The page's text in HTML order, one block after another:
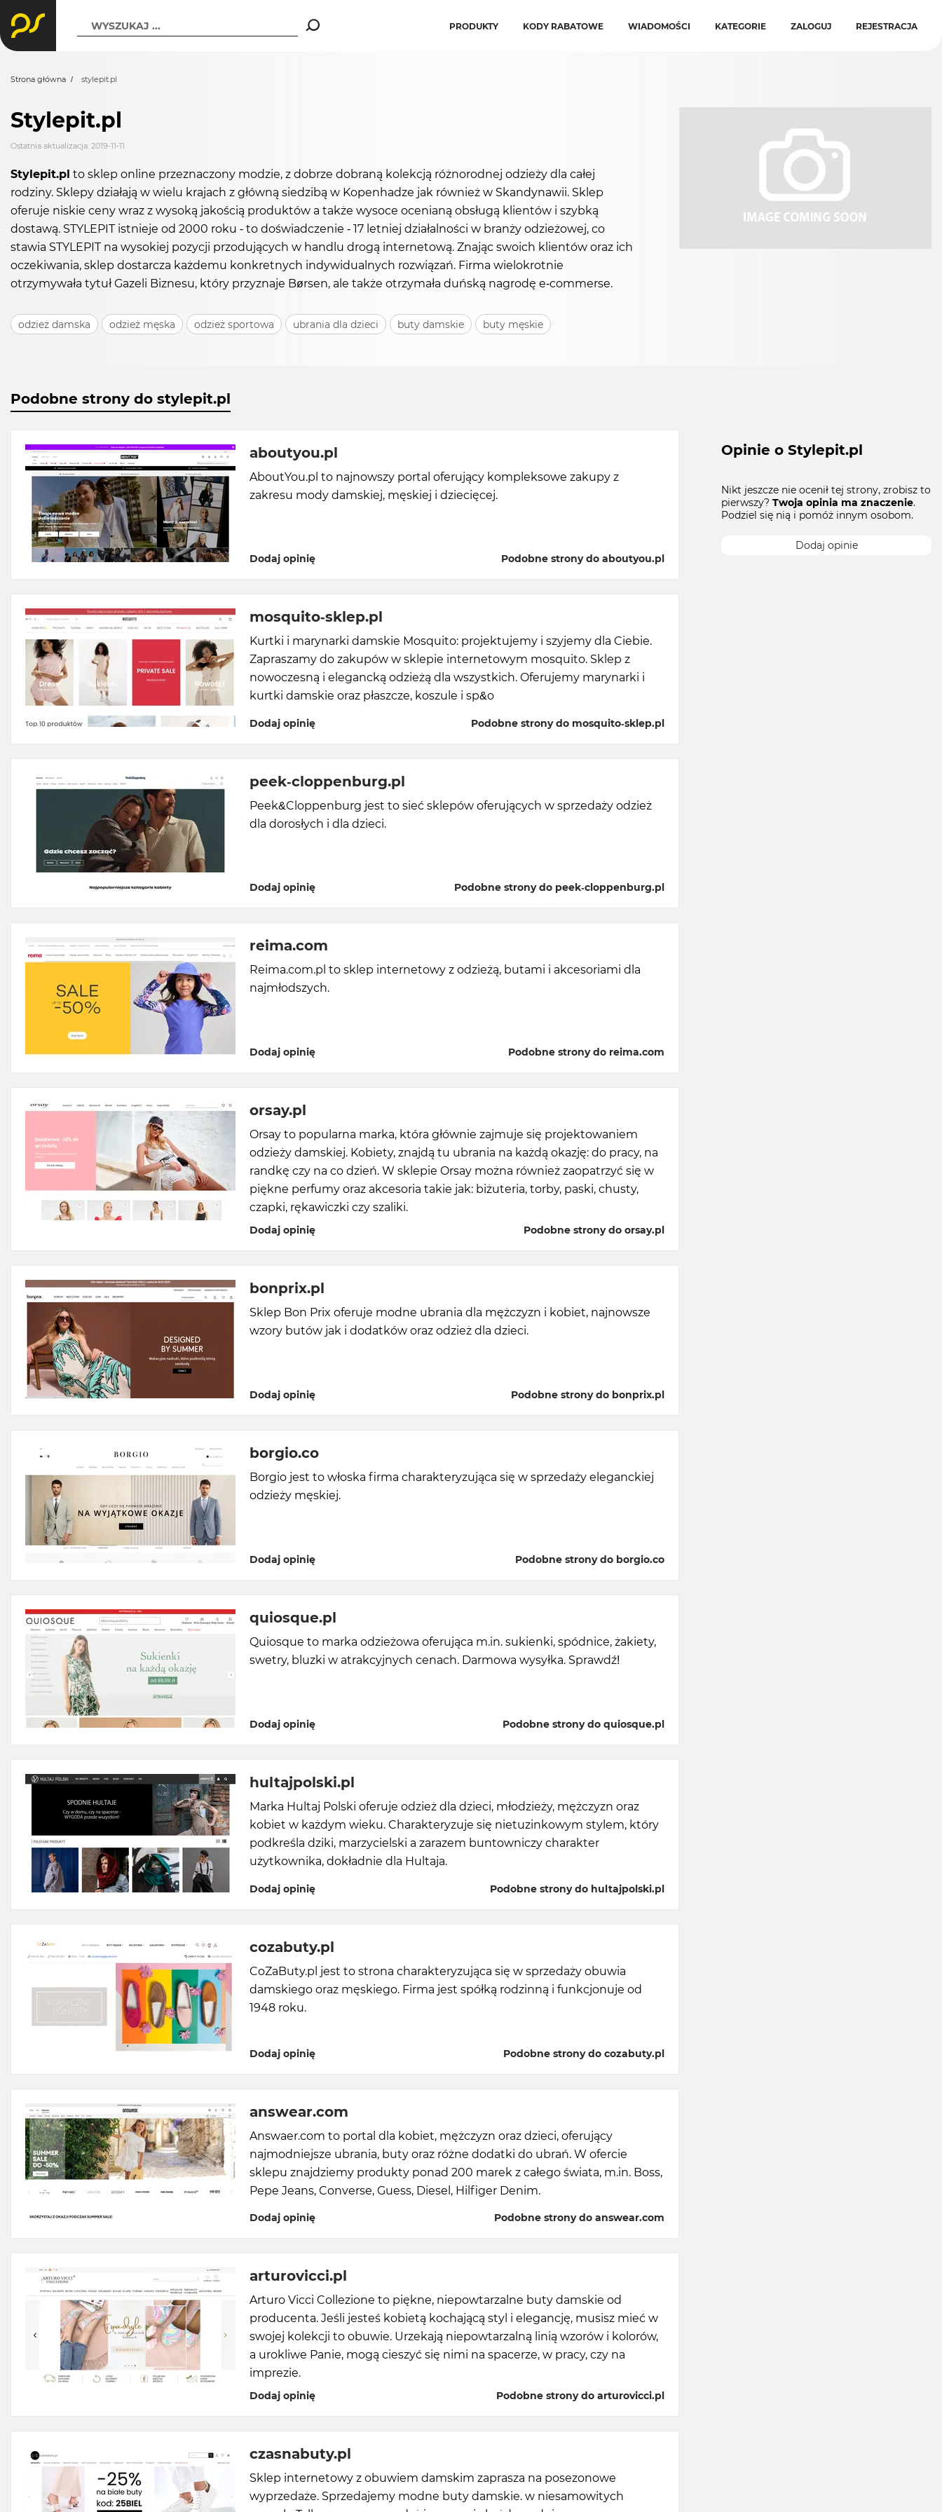
WYSZUKAJ ... PRODUKTY KODY RABATOWE WIADOMOŚCI KATEGORIE ZALOGUJ REJESTRACJA
Strona główna stylepit.pl
Stylepit.pl
Ostatnia aktualizacja: 2019-11-11
Stylepit.pl to sklep online przeznaczony modzie, z dobrze dobraną kolekcją różnorodnej odzieży dla całej
rodziny. Sklepy działają w wielu krajach z główną siedzibą w Kopenhadze jak również w Skandynawii. Sklep
oferuje niskie ceny wraz z wysoką jakością produktów a także wysoce ocenianą obsługą klientów i szybką
dostawą. STYLEPIT istnieje od 2000 roku - to doświadczenie - 17 letniej działalności w branży odzieżowej, co
stawia STYLEPIT na wysokiej pozycji przodujących w handlu drogą internetową. Znając swoich klientów oraz ich
oczekiwania, sklep dostarcza każdemu konkretnych indywidualnych rozwiązań. Firma wielokrotnie
otrzymywała tytuł Gazeli Biznesu, który przyznaje Børsen, ale także otrzymała duńską nagrodę e-commerse.
odzież damska odzież męska odzież sportowa ubrania dla dzieci buty damskie buty męskie
Podobne strony do stylepit.pl
aboutyou.pl
AboutYou.pl to najnowszy portal oferujący kompleksowe zakupy z
zakresu mody damskiej, męskiej i dziecięcej.
Dodaj opinię Podobne strony do aboutyou.pl
mosquito-sklep.pl
Kurtki i marynarki damskie Mosquito: projektujemy i szyjemy dla Ciebie.
Zapraszamy do zakupów w sklepie internetowym mosquito. Sklep z
nowoczesną i elegancką odzieżą dla wszystkich. Oferujemy marynarki i
kurtki damskie oraz płaszcze, koszule i sp&o
Dodaj opinię Podobne strony do mosquito-sklep.pl
peek-cloppenburg.pl
Peek&Cloppenburg jest to sieć sklepów oferujących w sprzedaży odzież
dla dorosłych i dla dzieci.
Dodaj opinię Podobne strony do peek-cloppenburg.pl
reima.com
Reima.com.pl to sklep internetowy z odzieżą, butami i akcesoriami dla
najmłodszych.
Dodaj opinię Podobne strony do reima.com
orsay.pl
Orsay to popularna marka, która głównie zajmuje się projektowaniem
odzieży damskiej. Kobiety, znajdą tu ubrania na każdą okazję: do pracy, na
randkę czy na co dzień. W sklepie Orsay można również zaopatrzyć się w
piękne perfumy oraz akcesoria takie jak: biżuteria, torby, paski, chusty,
czapki, rękawiczki czy szaliki.
Dodaj opinię Podobne strony do orsay.pl
bonprix.pl
Sklep Bon Prix oferuje modne ubrania dla mężczyzn i kobiet, najnowsze
wzory butów jak i dodatków oraz odzież dla dzieci.
Dodaj opinię Podobne strony do bonprix.pl
borgio.co
Borgio jest to włoska firma charakteryzująca się w sprzedaży eleganckiej
odzieży męskiej.
Dodaj opinię Podobne strony do borgio.co
quiosque.pl
Quiosque to marka odzieżowa oferująca m.in. sukienki, spódnice, żakiety,
swetry, bluzki w atrakcyjnych cenach. Darmowa wysyłka. Sprawdź!
Dodaj opinię Podobne strony do quiosque.pl
hultajpolski.pl
Marka Hultaj Polski oferuje odzież dla dzieci, młodzieży, mężczyzn oraz
kobiet w każdym wieku. Charakteryzuje się nietuzinkowym stylem, który
podkreśla dziki, marzycielski a zarazem buntowniczy charakter
użytkownika, dokładnie dla Hultaja.
Dodaj opinię Podobne strony do hultajpolski.pl
cozabuty.pl
CoZaButy.pl jest to strona charakteryzująca się w sprzedaży obuwia
damskiego oraz męskiego. Firma jest spółką rodzinną i funkcjonuje od
1948 roku.
Dodaj opinię Podobne strony do cozabuty.pl
answear.com
Answaer.com to portal dla kobiet, mężczyzn oraz dzieci, oferujący
najmodniejsze ubrania, buty oraz różne dodatki do ubrań. W ofercie
sklepu znajdziemy produkty ponad 200 marek z całego świata, m.in. Boss,
Pepe Jeans, Converse, Guess, Diesel, Hilfiger Denim.
Dodaj opinię Podobne strony do answear.com
arturovicci.pl
Arturo Vicci Collezione to piękne, niepowtarzalne buty damskie od
producenta. Jeśli jesteś kobietą kochającą styl i elegancję, musisz mieć w
swojej kolekcji to obuwie. Urzekają niepowtarzalną linią wzorów i kolorów,
a urokliwe Panie, mogą cieszyć się nimi na spacerze, w pracy, czy na
imprezie.
Dodaj opinię Podobne strony do arturovicci.pl
czasnabuty.pl
Sklep internetowy z obuwiem damskim zaprasza na posezonowe
wyprzedaże. Sprzedajemy modne buty damskie. w niesamowitych
Opinie o Stylepit.pl
Nikt jeszcze nie ocenił tej strony, zrobisz to
pierwszy? Twoja opinia ma znaczenie.
Podziel się nią i pomóż innym osobom.
Dodaj opinie